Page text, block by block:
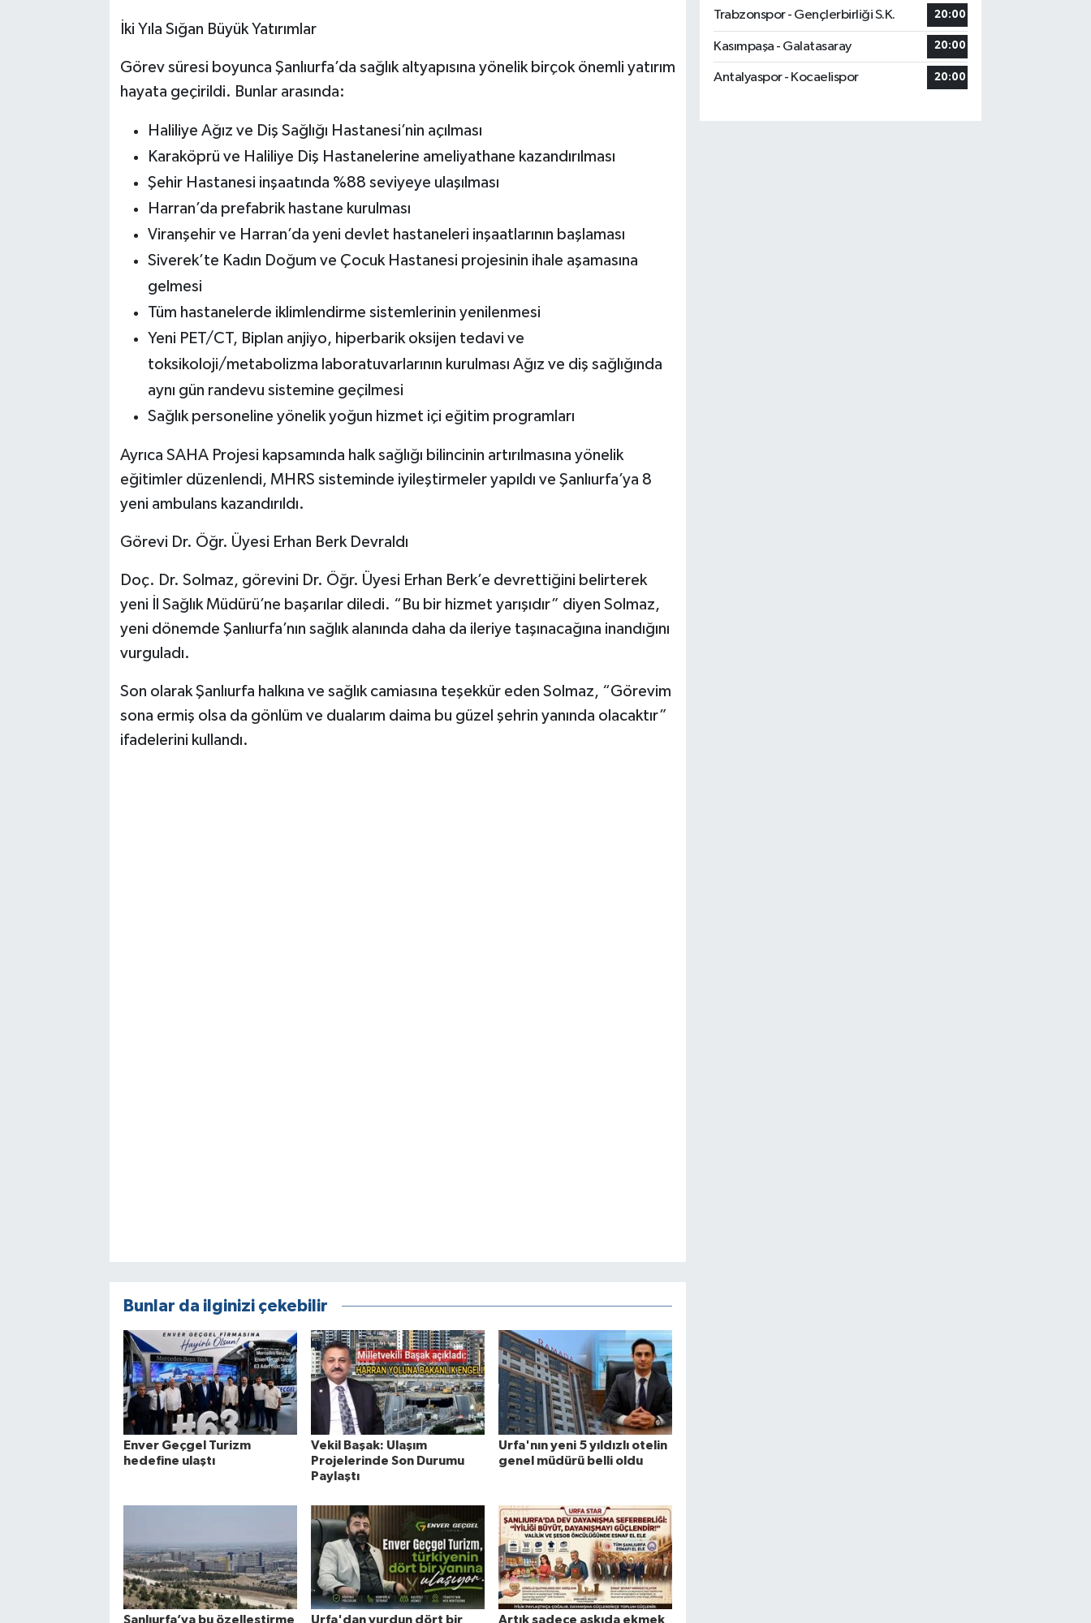
İki Yıla Sığan Büyük Yatırımlar
Görev süresi boyunca Şanlıurfa’da sağlık altyapısına yönelik birçok önemli yatırım
hayata geçirildi. Bunlar arasında:
Haliliye Ağız ve Diş Sağlığı Hastanesi’nin açılması
Karaköprü ve Haliliye Diş Hastanelerine ameliyathane kazandırılması
Şehir Hastanesi inşaatında %88 seviyeye ulaşılması
Harran’da prefabrik hastane kurulması
Viranşehir ve Harran’da yeni devlet hastaneleri inşaatlarının başlaması
Siverek’te Kadın Doğum ve Çocuk Hastanesi projesinin ihale aşamasına
gelmesi
Tüm hastanelerde iklimlendirme sistemlerinin yenilenmesi
Yeni PET/CT, Biplan anjiyo, hiperbarik oksijen tedavi ve
toksikoloji/metabolizma laboratuvarlarının kurulması Ağız ve diş sağlığında
aynı gün randevu sistemine geçilmesi
Sağlık personeline yönelik yoğun hizmet içi eğitim programları
Ayrıca SAHA Projesi kapsamında halk sağlığı bilincinin artırılmasına yönelik
eğitimler düzenlendi, MHRS sisteminde iyileştirmeler yapıldı ve Şanlıurfa’ya 8
yeni ambulans kazandırıldı.
Görevi Dr. Öğr. Üyesi Erhan Berk Devraldı
Doç. Dr. Solmaz, görevini Dr. Öğr. Üyesi Erhan Berk’e devrettiğini belirterek
yeni İl Sağlık Müdürü’ne başarılar diledi. “Bu bir hizmet yarışıdır” diyen Solmaz,
yeni dönemde Şanlıurfa’nın sağlık alanında daha da ileriye taşınacağına inandığını
vurguladı.
Son olarak Şanlıurfa halkına ve sağlık camiasına teşekkür eden Solmaz, “Görevim
sona ermiş olsa da gönlüm ve dualarım daima bu güzel şehrin yanında olacaktır”
ifadelerini kullandı.
Bunlar da ilginizi çekebilir
Enver Geçgel Turizm
hedefine ulaştı
Vekil Başak: Ulaşım
Projelerinde Son Durumu
Paylaştı
Urfa'nın yeni 5 yıldızlı otelin
genel müdürü belli oldu
Şanlıurfa’ya bu özelleştirme Urfa'dan yurdun dört bir Artık sadece askıda ekmek
Trabzonspor - Gençlerbirliği S.K. 20:00
Kasımpaşa - Galatasaray 20:00
Antalyaspor - Kocaelispor 20:00